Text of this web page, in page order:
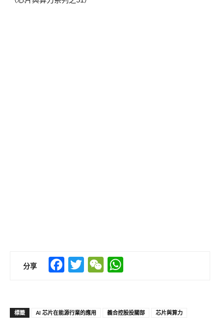
分享 Facebook
TwitterWeChat
標籤 AI 芯片在能源行業的應用 義合控股投關部 芯片與算力